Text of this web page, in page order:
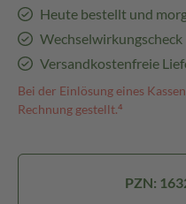
Heute bestellt und
Versandkostenfreie
Bei der Einlösung eines
Rechnung gestellt.⁴
PZN: